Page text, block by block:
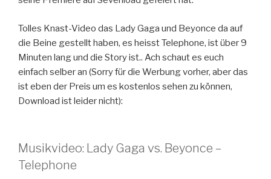
Tolles Knast-Video das Lady Gaga und Beyonce da auf
die Beine gestellt haben, es heisst Telephone, ist über 9
Minuten lang und die Story ist.. Ach schaut es euch
einfach selber an (Sorry für die Werbung vorher, aber das
ist eben der Preis um es kostenlos sehen zu können,
Download ist leider nicht):
Musikvideo: Lady Gaga vs. Beyonce –
Telephone